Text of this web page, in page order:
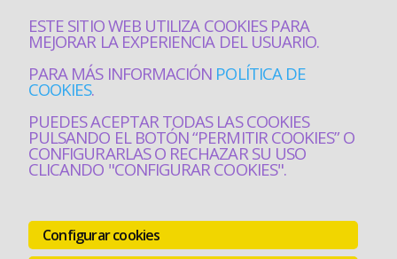
ESTE SITIO WEB UTILIZA COOKIES PARA
MEJORAR LA EXPERIENCIA DEL USUARIO.
PARA MÁS INFORMACIÓN POLÍTICA DE
COOKIES.
PUEDES ACEPTAR TODAS LAS COOKIES
PULSANDO EL BOTÓN “PERMITIR COOKIES” O
CONFIGURARLAS O RECHAZAR SU USO
CLICANDO "CONFIGURAR COOKIES".
Configurar cookies